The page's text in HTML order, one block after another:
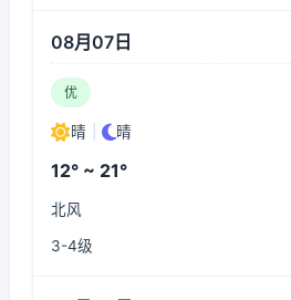
08月07日
优
晴 晴
12° ~ 21°
北风
3-4级